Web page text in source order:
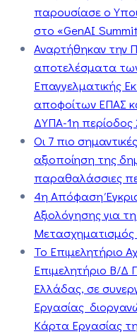
παρουσίασε ο
στο «GenAI
Αναρτήθηκαν την
αποτελέσματα
Επαγγελματικής
αποφοίτων ΕΠΑΣ
ΔΥΠΑ-1η περίοδος
Οι 7 πιο
αξιοποίηση της
παραθαλάσσιες
4η Απόφαση
Αξιολόγησης για
Μετασχηματισμός
Το Επιμελητήριο
Επιμελητήριο Β/Δ
Ελλάδας, σε
Εργασίας
Κάρτα Εργασίας